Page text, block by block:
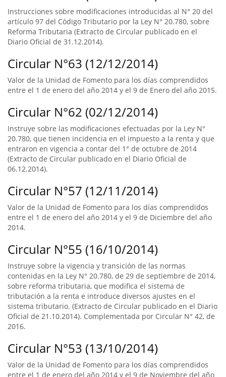
Instrucciones sobre modificaciones introducidas al N° 20 del
artículo 97 del Código Tributario por la Ley N° 20.780, sobre
Reforma Tributaria (Extracto de Circular publicado en el
Diario Oficial de 31.12.2014).
Circular N°63 (12/12/2014)
Valor de la Unidad de Fomento para los días comprendidos
entre el 1 de enero del año 2014 y el 9 de Enero del año 2015.
Circular N°62 (02/12/2014)
Instruye sobre las modificaciones efectuadas por la Ley N°
20.780, que tienen incidencia en el impuesto a la renta y que
entraron en vigencia a contar del 1° de octubre de 2014
(Extracto de Circular publicado en el Diario Oficial de
06.12.2014).
Circular N°57 (12/11/2014)
Valor de la Unidad de Fomento para los días comprendidos
entre el 1 de enero del año 2014 y el 9 de Diciembre del año
2014.
Circular N°55 (16/10/2014)
Instruye sobre la vigencia y transición de las normas
contenidas en la Ley N° 20.780, de 29 de septiembre de 2014,
sobre reforma tributaria, que modifica el sistema de
tributación a la renta e introduce diversos ajustes en el
sistema tributario. (Extracto de Circular publicado en el Diario
Oficial de 21.10.2014). Complementada por Circular N° 42, de
2016.
Circular N°53 (13/10/2014)
Valor de la Unidad de Fomento para los días comprendidos
entre el 1 de enero del año 2014 y el 9 de Noviembre del año